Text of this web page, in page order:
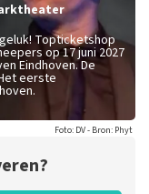
Topticketshop
op 17 juni 2027
Eindhoven. De
eerste
Foto: DV - Bron: Phyt